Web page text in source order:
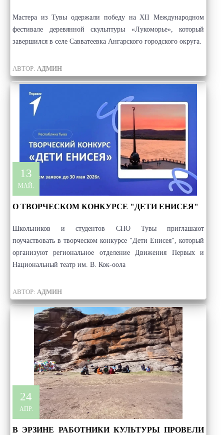
Мастера из Тувы одержали победу на XII Международном
фестивале деревянной скульптуры «Лукоморье», который
завершился в селе Савватеевка Ангарского городского округа.
АВТОР: АДМИН
13
МАЙ.
О ТВОРЧЕСКОМ КОНКУРСЕ "ДЕТИ ЕНИСЕЯ"
Школьников и студентов СПО Тувы приглашают
поучаствовать в творческом конкурсе "Дети Енисея", который
организуют региональное отделение Движения Первых и
Национальный театр им. В. Кок‑оола
АВТОР: АДМИН
24
АПР.
В ЭРЗИНЕ РАБОТНИКИ КУЛЬТУРЫ ПРОВЕЛИ